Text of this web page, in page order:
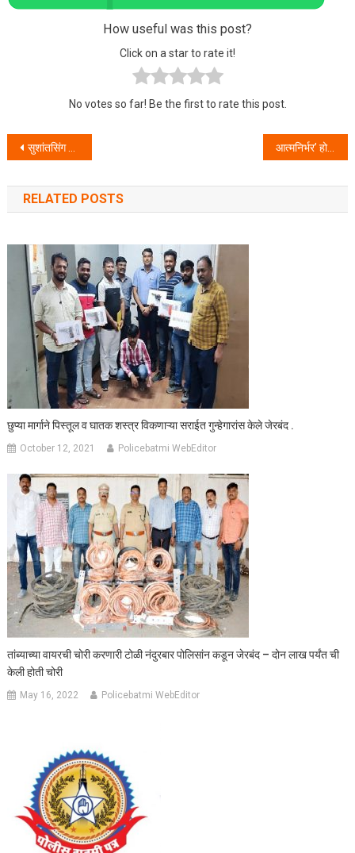
How useful was this post?
Click on a star to rate it!
No votes so far! Be the first to rate this post.
Post navigation
सुशांतसिंग राजपूत मामला आदित्य ठाकरे याना ओळखत नाही रिया चक्रवर्ती आत्मनिर्भर’ होण्याचा ढोल वाजवून प्रश्न सुटणार नाही; शिवसेनेची टीका
RELATED POSTS
छुप्या मार्गाने पिस्तूल व घातक शस्त्र विकणाऱ्या सराईत गुन्हेगारांस केले जेरबंद .
October 12, 2021 Policebatmi WebEditor
तांब्याच्या वायरची चोरी करणारी टोळी नंदुरबार पोलिसांन कडून जेरबंद – दोन लाख पर्यंत ची
केली होती चोरी
May 16, 2022 Policebatmi WebEditor